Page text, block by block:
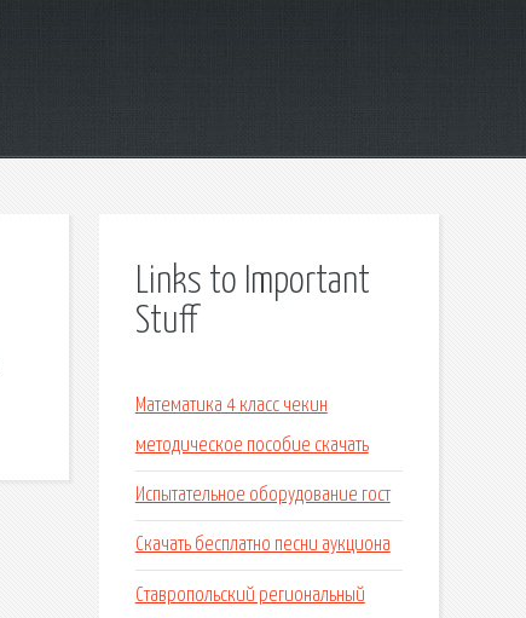
Links to Important
Stuff
Математика 4 класс чекин
методическое пособие скачать
Испытательное оборудование гост
Скачать бесплатно песни аукциона
Ставропольский региональный